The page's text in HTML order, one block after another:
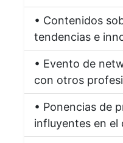
• Contenidos
tendencias e
• Evento de
con otros
• Ponencias de
influyentes en el